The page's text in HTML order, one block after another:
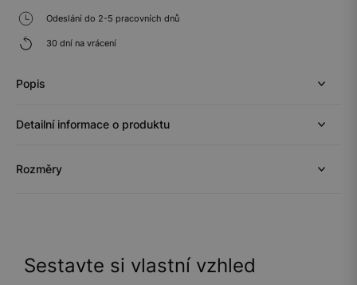
Odeslání do 2-5 pracovních dnů
30 dní na vrácení
Popis
Detailní informace o produktu
Rozměry
Sestavte si vlastní vzhled